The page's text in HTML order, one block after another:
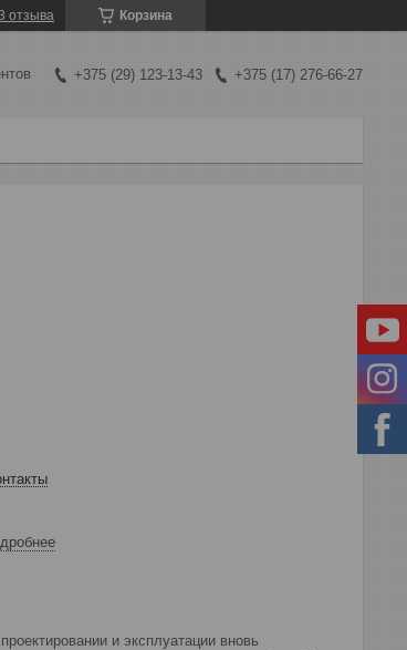
Корзина
отзыва
+375 (29) 123-13-43 +375 (17) 276-66-27
и эксплуатации вновь